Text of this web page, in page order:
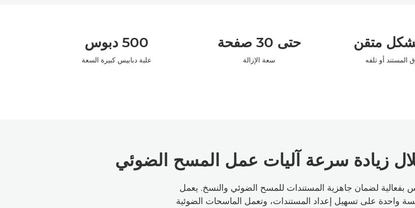
متقن
المستند أو تلفه
حتى 30 صفحة
سعة الإزالة
500 دبوس
علبة دبابيس كبيرة السعة
زيادة سرعة آليات عمل المسح الضوئي
بفعالية لضمان جاهزية المستندات للمسح الضوئي والنسخ. يعمل
واحدة على تسهيل إعداد المستندات، وتعمل الماسحات الضوئية